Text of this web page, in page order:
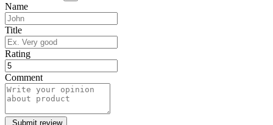
Name
Title
Rating
Comment